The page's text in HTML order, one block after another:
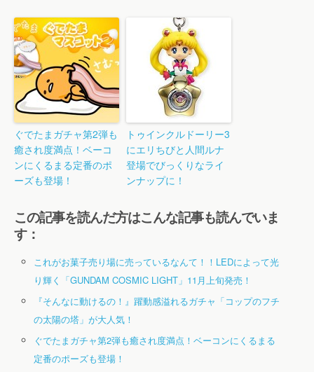
ぐでたまガチャ第2弾も
癒され度満点！ベーコ
ンにくるまる定番のポ
ーズも登場！
トゥインクルドーリー3
にエリちびと人間ルナ
登場でびっくりなライ
ンナップに！
この記事を読んだ方はこんな記事も読んでいま
す：
これがお菓子売り場に売っているなんて！！LEDによって光
り輝く「GUNDAM COSMIC LIGHT」11月上旬発売！
『そんなに動けるの！』躍動感溢れるガチャ「コップのフチ
の太陽の塔」が大人気！
ぐでたまガチャ第2弾も癒され度満点！ベーコンにくるまる
定番のポーズも登場！